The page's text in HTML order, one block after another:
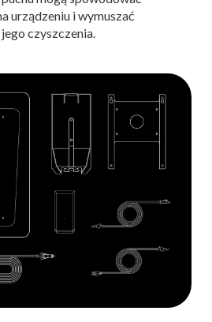
urządzeniu i wymuszać
czyszczenia.